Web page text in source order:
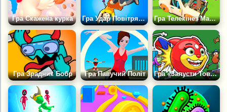
Гра Скажена курка Гра Удар Повітряної Кулі Гра Телекінез Машина
Гра Зрадник Бобр Гра Павучий Політ Гра «Запусти Товстого Кота 3D»